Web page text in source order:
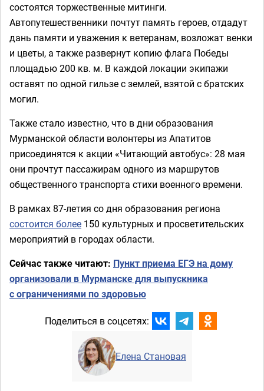
состоятся торжественные митинги.
Автопутешественники почтут память героев, отдадут
дань памяти и уважения к ветеранам, возложат венки
и цветы, а также развернут копию флага Победы
площадью 200 кв. м. В каждой локации экипажи
оставят по одной гильзе с землей, взятой с братских
могил.
Также стало известно, что в дни образования
Мурманской области волонтеры из Апатитов
присоединятся к акции «Читающий автобус»: 28 мая
они прочтут пассажирам одного из маршрутов
общественного транспорта стихи военного времени.
В рамках 87-летия со дня образования региона
состоится более 150 культурных и просветительских
мероприятий в городах области.
Сейчас также читают: Пункт приема ЕГЭ на дому
организовали в Мурманске для выпускника
с ограничениями по здоровью
Поделиться в соцсетях:
Елена Становая